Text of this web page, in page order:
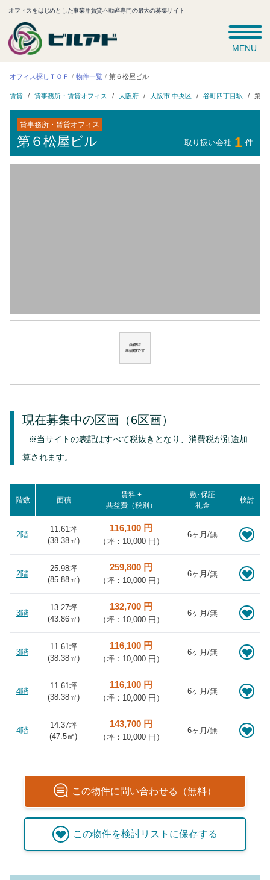
オフィスをはじめとした事業用賃貸不動産専門の最大の募集サイト
MENU
オフィス探しＴＯＰ 物件一覧 第６松屋ビル
賃貸 貸事務所・賃貸オフィス 大阪府 大阪市 中央区 谷町四丁目駅 第６
貸事務所・賃貸オフィス
第６松屋ビル 取り扱い会社 1 件
現在募集中の区画 （6区画）
※当サイトの表記はすべて税抜きとなり、消費税が別途加
算されます。
階数 面積
賃料 +
共益費（税別）
敷･保証
礼金
検討
2階
11.61坪
(38.38㎡)
116,100 円
（坪：10,000 円）
6ヶ月/無
2階
25.98坪
(85.88㎡)
259,800 円
（坪：10,000 円）
6ヶ月/無
3階
13.27坪
(43.86㎡)
132,700 円
（坪：10,000 円）
6ヶ月/無
3階
11.61坪
(38.38㎡)
116,100 円
（坪：10,000 円）
6ヶ月/無
4階
11.61坪
(38.38㎡)
116,100 円
（坪：10,000 円）
6ヶ月/無
4階
14.37坪
(47.5㎡)
143,700 円
（坪：10,000 円）
6ヶ月/無
この物件に問い合わせる（無料）
この物件を検討リストに保存する